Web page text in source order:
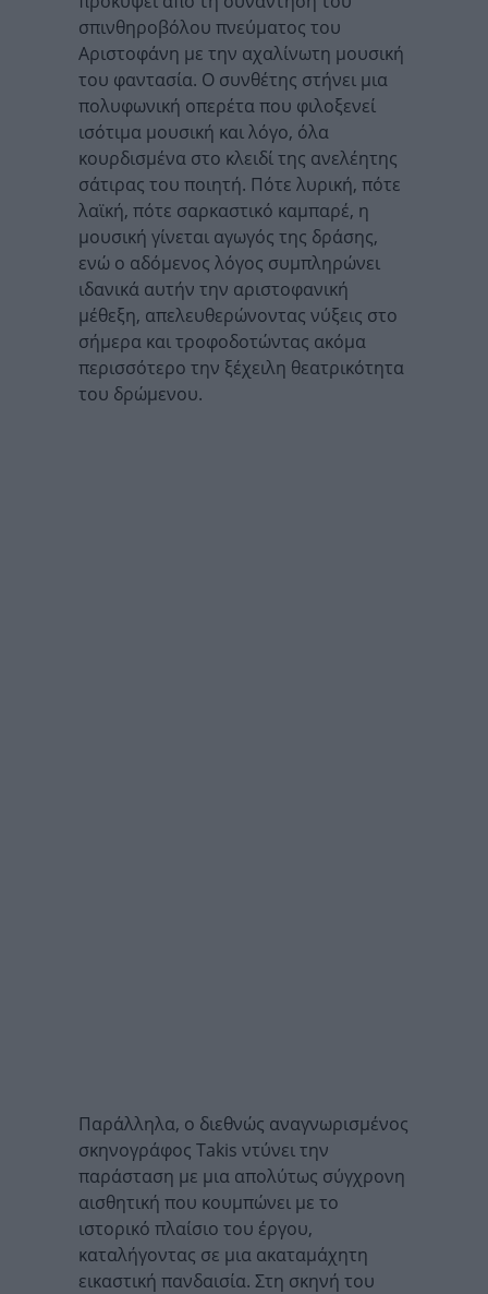
σπινθηροβόλου πνεύματος του
Αριστοφάνη με την αχαλίνωτη μουσική
του φαντασία. Ο συνθέτης στήνει μια
πολυφωνική οπερέτα που φιλοξενεί
ισότιμα μουσική και λόγο, όλα
κουρδισμένα στο κλειδί της ανελέητης
σάτιρας του ποιητή. Πότε λυρική, πότε
λαϊκή, πότε σαρκαστικό καμπαρέ, η
μουσική γίνεται αγωγός της δράσης,
ενώ ο αδόμενος λόγος συμπληρώνει
ιδανικά αυτήν την αριστοφανική
μέθεξη, απελευθερώνοντας νύξεις στο
σήμερα και τροφοδοτώντας ακόμα
περισσότερο την ξέχειλη θεατρικότητα
του δρώμενου.
Παράλληλα, ο διεθνώς αναγνωρισμένος
σκηνογράφος Takis ντύνει την
παράσταση με μια απολύτως σύγχρονη
αισθητική που κουμπώνει με το
ιστορικό πλαίσιο του έργου,
καταλήγοντας σε μια ακαταμάχητη
εικαστική πανδαισία. Στη σκηνή του